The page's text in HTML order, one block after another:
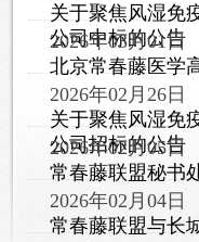
关于聚焦风湿免
公司中标的公告
2026年03月01日
北京常春藤医学
2026年02月26日
关于聚焦风湿免
公司招标的公告
2026年02月05日
常春藤联盟秘书
2026年02月04日
常春藤联盟与长